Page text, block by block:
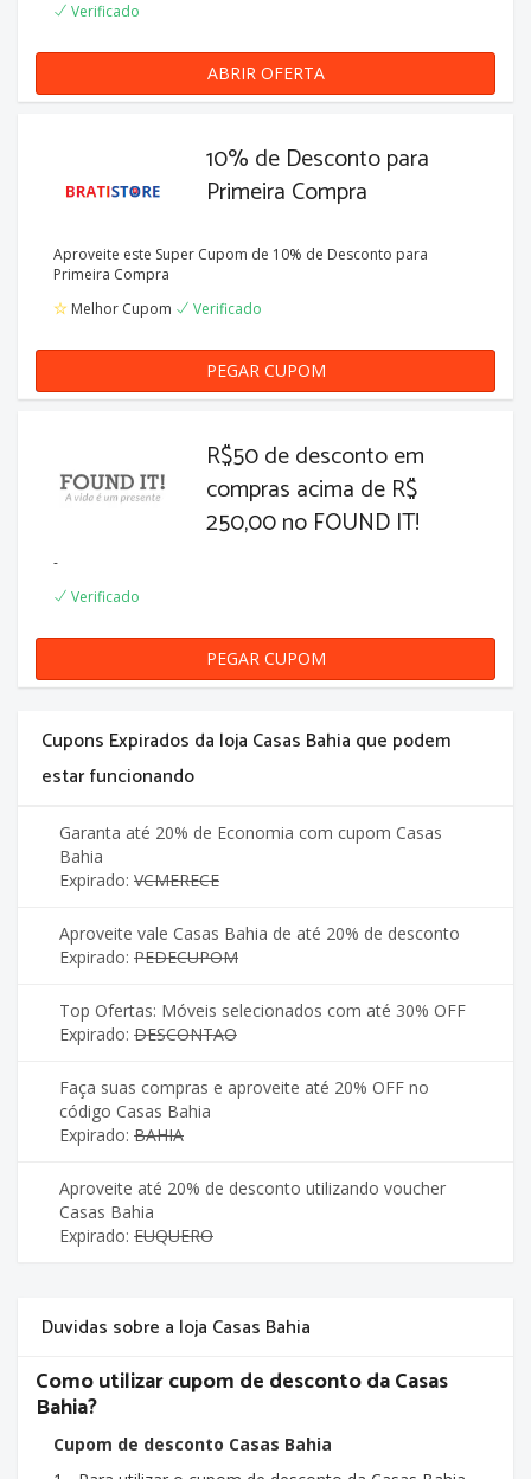
Verificado
ABRIR OFERTA
10% de Desconto para
Primeira Compra
Aproveite este Super Cupom de 10% de Desconto para
Primeira Compra
Melhor Cupom
Verificado
PEGAR CUPOM
R$50 de desconto em
compras acima de R$
250,00 no FOUND IT!
-
Verificado
PEGAR CUPOM
Cupons Expirados da loja Casas Bahia que podem
estar funcionando
Garanta até 20% de Economia com cupom Casas
Bahia
Expirado: VCMERECE
Aproveite vale Casas Bahia de até 20% de desconto
Expirado: PEDECUPOM
Top Ofertas: Móveis selecionados com até 30% OFF
Expirado: DESCONTAO
Faça suas compras e aproveite até 20% OFF no
código Casas Bahia
Expirado: BAHIA
Aproveite até 20% de desconto utilizando voucher
Casas Bahia
Expirado: EUQUERO
Duvidas sobre a loja Casas Bahia
Como utilizar cupom de desconto da Casas
Bahia?
Cupom de desconto Casas Bahia